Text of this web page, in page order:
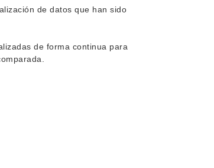
de datos que han sido
de forma continua para